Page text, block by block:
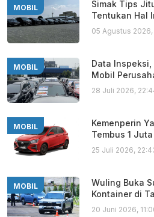
MOBIL
Simak Tips
Tentukan Hal
05 Agustus 2026,
MOBIL
Data
Mobil
28 Juli 2026,
MOBIL
Kemenperin
Tembus 1
25 Juli 2026,
MOBIL
Wuling Buka
Kontainer di
20 Juni 2026,